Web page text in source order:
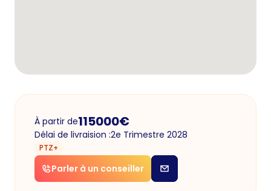
À partir de115000€
Délai de livraision :2e Trimestre 2028
PTZ+
Parler à un conseiller